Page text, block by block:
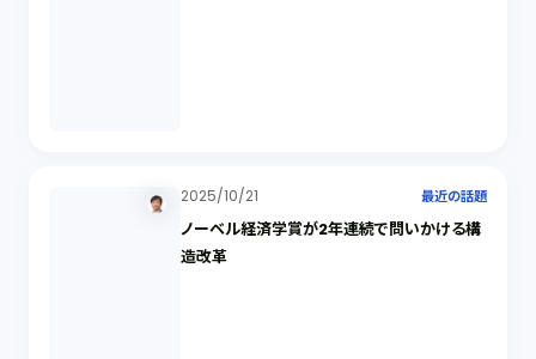
2025/10/21 最近の話題
ノーベル経済学賞が2年連続で問いかける構
造改革